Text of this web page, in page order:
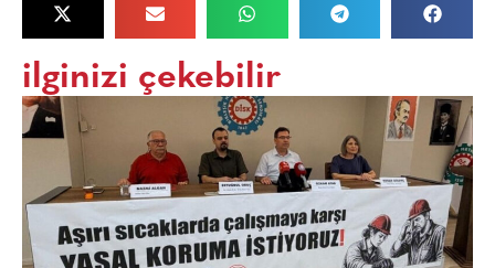
ilginizi çekebilir